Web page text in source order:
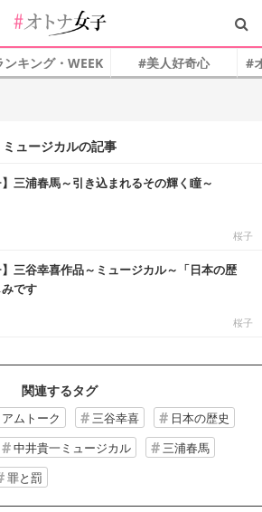
ンキング・WEEK #美人好奇心 #
ミュージカルの記事
】三浦春馬～引き込まれるその輝く瞳～
桜子
】三谷幸喜作品～ミュージカル～「日本の歴
です
桜子
関連するタグ
ムトーク 三谷幸喜
日本の歴史
中井貴一ミュージカル
三浦春馬
罪と罰